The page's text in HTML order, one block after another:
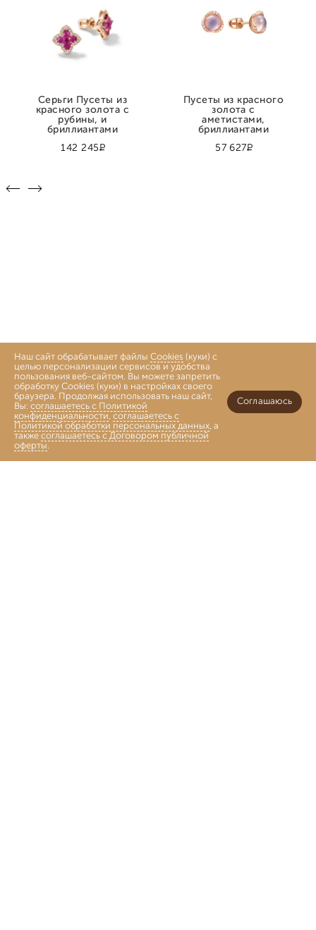
142 245Р
Серьги Пусеты из
красного золота с
рубины, и
бриллиантами
57 627Р
Пусеты из красного
золота с
аметистами,
бриллиантами
Главная
Наш сайт обрабатывает файлы Cookies (куки) с
целью персонализации сервисов и удобства
пользования веб-сайтом. Вы можете запретить
обработку Cookies (куки) в настройках своего
браузера. Продолжая использовать наш сайт,
Вы: соглашаетесь с Политикой
конфиденциальности, соглашаетесь с
Политикой обработки персональных данных, а
также соглашаетесь с Договором публичной
оферты.
Соглашаюсь